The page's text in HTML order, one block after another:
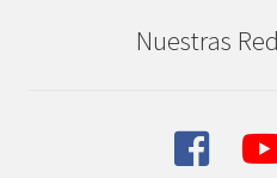
Nuestras